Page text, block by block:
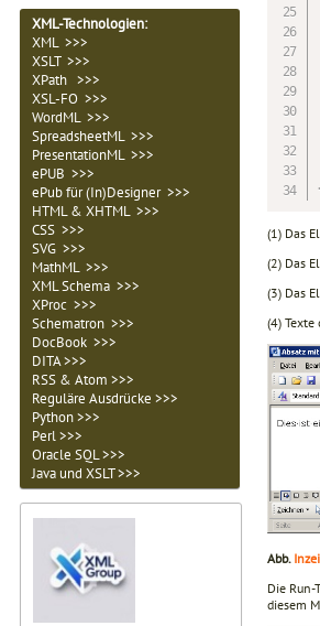
XML-Technologien:
XML >>>
XSLT >>>
XPath >>>
XSL-FO >>>
WordML >>>
SpreadsheetML >>>
PresentationML >>>
ePUB >>>
ePub für (In)Designer >>>
HTML & XHTML >>>
CSS >>>
SVG >>>
MathML >>>
XML Schema >>>
XProc >>>
Schematron >>>
DocBook >>>
DITA >>>
RSS & Atom >>>
Reguläre Ausdrücke >>>
Python >>>
Perl >>>
Oracle SQL >>>
Java und XSLT >>>
(1) Das
(2) Das
(3) Das
(4)
Abb.
Die
diesem